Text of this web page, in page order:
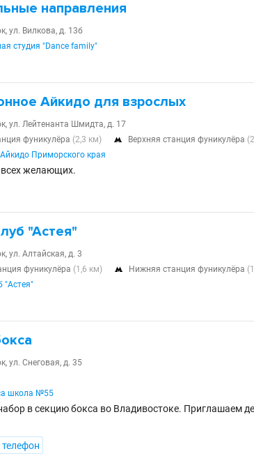
направления
ул. Вилкова, д. 13б
студия "Dance family"
Айкидо для взрослых
ул. Лейтенанта Шмидта, д. 17
фуникулёра (2,3 км)  Верхняя станция фуникулёра
Приморского края
желающих.
"Астея"
ул. Алтайская, д. 3
фуникулёра (1,6 км)  Нижняя станция фуникулёра
"Астея"
ул. Снеговая, д. 35
школа №55
в секцию бокса во Владивостоке. Приглашаем